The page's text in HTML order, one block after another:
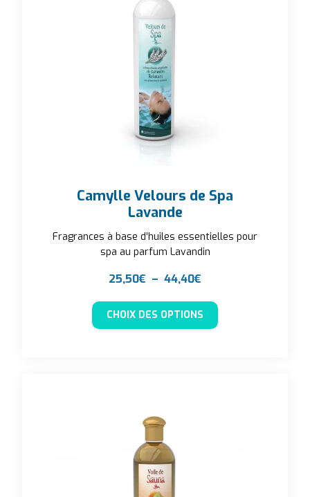
Camylle Velours de Spa
Lavande
Fragrances à base d’huiles essentielles pour
spa au parfum Lavandin
25,50€ – 44,40€
CHOIX DES OPTIONS